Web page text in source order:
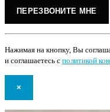
Нажимая на кнопку, Вы
и соглашаетесь с политикой
×